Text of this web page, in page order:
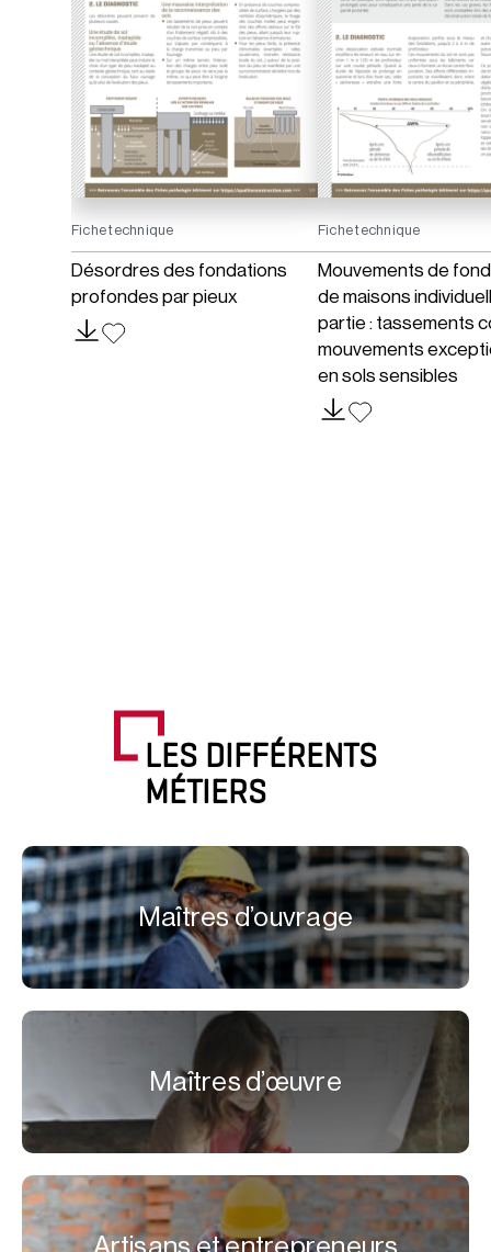
Fiche technique
Désordres des fondations
profondes par pieux
Fiche technique
Mouvements de
de maisons
partie : tassements
mouvements
en sols sensibles
LES DIFFÉRENTS
MÉTIERS
Maîtres d’ouvrage
Maîtres d’œuvre
Artisans et entrepreneurs